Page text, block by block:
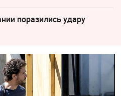
поразились удару